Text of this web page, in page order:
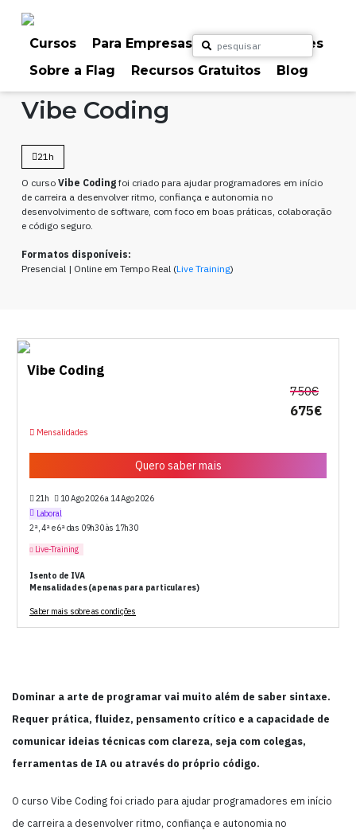
Cursos Para Empresas
Para Particulares
Sobre a Flag
Recursos Gratuitos Blog
Home Cursos Programação
Vibe Coding
21h
O curso Vibe Coding foi criado para ajudar programadores em início
de carreira a desenvolver ritmo, confiança e autonomia no
desenvolvimento de software, com foco em boas práticas, colaboração
e código seguro.
Formatos disponíveis:
Presencial | Online em Tempo Real (Live Training)
Dominar a arte de programar vai muito além de saber sintaxe.
Requer prática, fluidez, pensamento crítico e a capacidade de
comunicar ideias técnicas com clareza, seja com colegas,
ferramentas de IA ou através do próprio código.
O curso Vibe Coding foi criado para ajudar programadores em início
de carreira a desenvolver ritmo, confiança e autonomia no
Vibe Coding
750€
675€
Mensalidades
Quero saber mais
21h
10 Ago 2026 a 14 Ago 2026
Laboral
2ª, 4ª e 6ª das 09h30 às 17h30
Live-Training
Isento de IVA
Mensalidades (apenas para particulares)
Saber mais sobre as condições